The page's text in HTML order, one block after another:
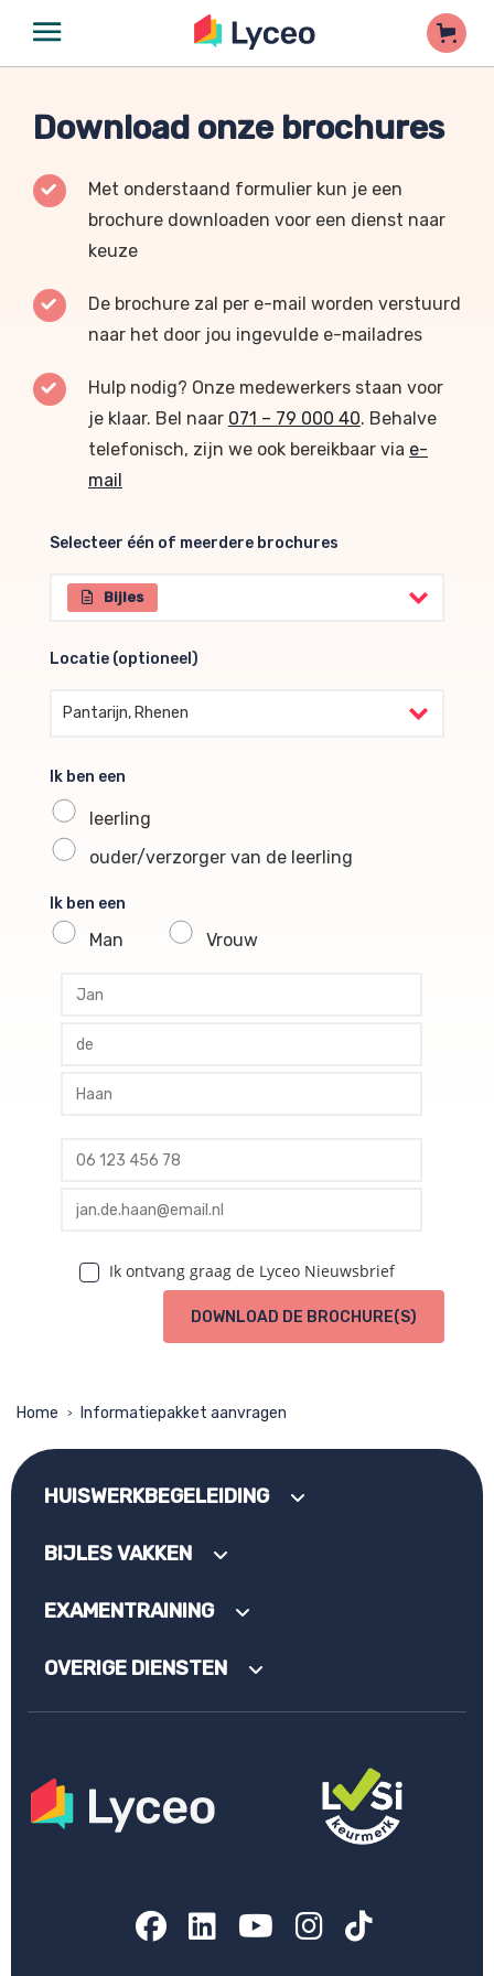
Download onze brochures
Met onderstaand formulier kun je een
brochure downloaden voor een dienst naar
keuze
De brochure zal per e-mail worden verstuurd
naar het door jou ingevulde e-mailadres
Hulp nodig? Onze medewerkers staan voor
je klaar. Bel naar 071 – 79 000 40. Behalve
telefonisch, zijn we ook bereikbaar via e-
mail
Selecteer één of meerdere brochures
Selecteer één of meerdere brochures
Bijles
Locatie (optioneel)
Locatie (optioneel)
Pantarijn, Rhenen
Ik ben een
leerling
ouder/verzorger van de leerling
Ik ben een
Man Vrouw
profile voornaam
profile tussenvoegsel
profile achternaam
profile telefoon
profile email
Ik ontvang graag de Lyceo Nieuwsbrief
DOWNLOAD DE BROCHURE(S)
Home > Informatiepakket aanvragen
HUISWERKBEGELEIDING
BIJLES VAKKEN
EXAMENTRAINING
OVERIGE DIENSTEN
Facebook
LinkedIn
YouTube
Instagram
TikTok